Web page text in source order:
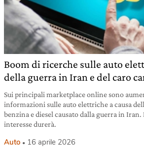
Boom di ricerche sulle auto
della guerra in Iran e del caro
Sui principali marketplace online sono
informazioni sulle auto elettriche a causa
benzina e diesel causato dalla guerra in Iran.
interesse durerà.
Auto 16 aprile 2026